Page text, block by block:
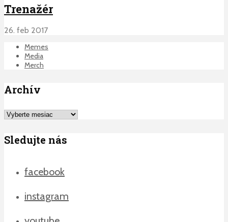
Trenažér
26. feb 2017
Memes
Media
Merch
Archív
Archív
Sledujte nás
facebook
instagram